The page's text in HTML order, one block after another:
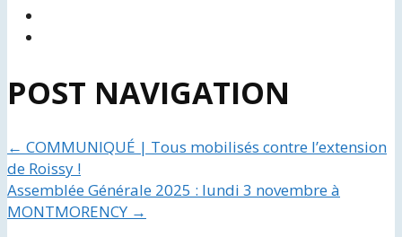
POST NAVIGATION
← COMMUNIQUÉ | Tous mobilisés contre l’extension
de Roissy !
Assemblée Générale 2025 : lundi 3 novembre à
MONTMORENCY →